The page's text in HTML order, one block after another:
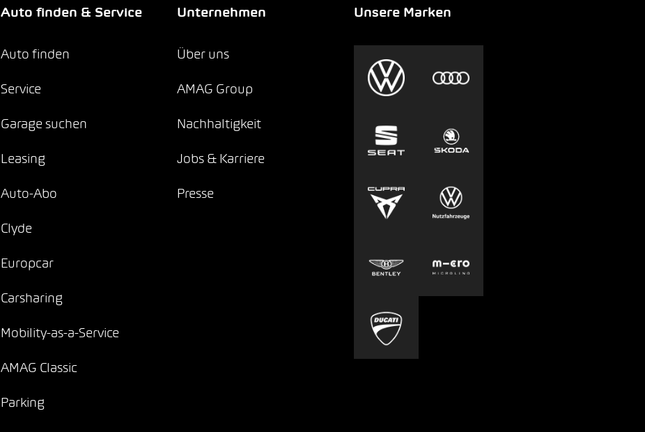
Auto finden & Service
Auto finden
Service
Garage suchen
Leasing
Auto-Abo
Clyde
Europcar
Carsharing
Mobility-as-a-Service
AMAG Classic
Parking
Unternehmen
Über uns
AMAG Group
Nachhaltigkeit
Jobs & Karriere
Presse
Unsere Marken